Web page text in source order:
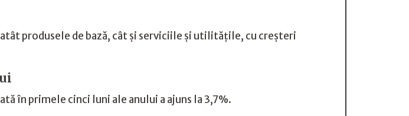
produsele de bază, cât și serviciile și utilitățile, cu creșteri
în primele cinci luni ale anului a ajuns la 3,7%.